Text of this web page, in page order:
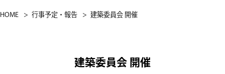
HOME 行事予定・報告 建築委員会 開催
建築委員会 開催